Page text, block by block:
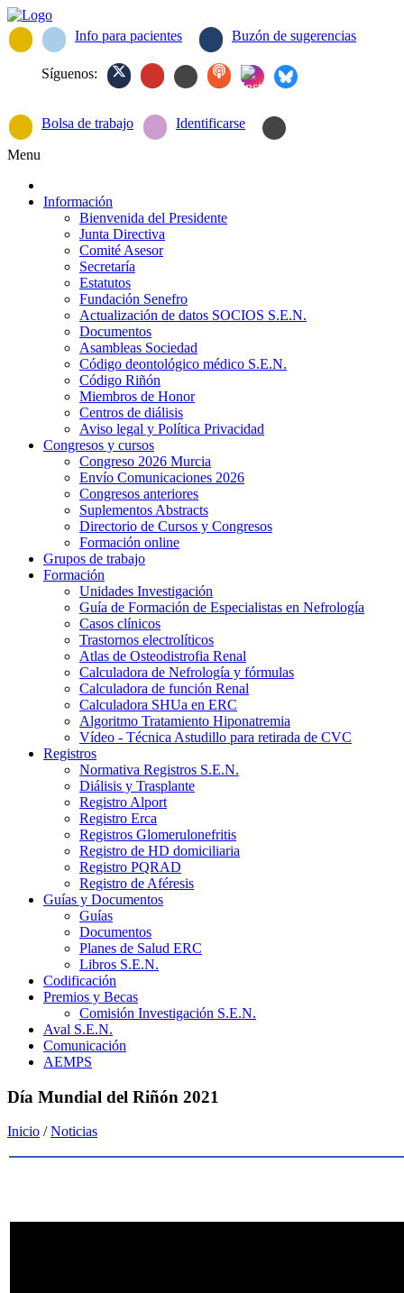
Info para pacientes Buzón de sugerencias
Síguenos:
Bolsa de trabajo Identificarse
Menu
Información
Bienvenida del Presidente
Junta Directiva
Comité Asesor
Secretaría
Estatutos
Fundación Senefro
Actualización de datos SOCIOS S.E.N.
Documentos
Asambleas Sociedad
Código deontológico médico S.E.N.
Código Riñón
Miembros de Honor
Centros de diálisis
Aviso legal y Política Privacidad
Congresos y cursos
Congreso 2026 Murcia
Envío Comunicaciones 2026
Congresos anteriores
Suplementos Abstracts
Directorio de Cursos y Congresos
Formación online
Grupos de trabajo
Formación
Unidades Investigación
Guía de Formación de Especialistas en Nefrología
Casos clínicos
Trastornos electrolíticos
Atlas de Osteodistrofia Renal
Calculadora de Nefrología y fórmulas
Calculadora de función Renal
Calculadora SHUa en ERC
Algoritmo Tratamiento Hiponatremia
Vídeo - Técnica Astudillo para retirada de CVC
Registros
Normativa Registros S.E.N.
Diálisis y Trasplante
Registro Alport
Registro Erca
Registros Glomerulonefritis
Registro de HD domiciliaria
Registro PQRAD
Registro de Aféresis
Guías y Documentos
Guías
Documentos
Planes de Salud ERC
Libros S.E.N.
Codificación
Premios y Becas
Comisión Investigación S.E.N.
Aval S.E.N.
Comunicación
AEMPS
Día Mundial del Riñón 2021
Inicio /Noticias